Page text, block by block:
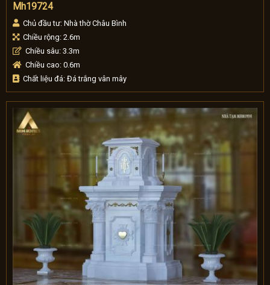
Mh19724
Chủ đầu tư: Nhà thờ Châu Bình
Chiều rộng: 2.6m
Chiều sâu: 3.3m
Chiều cao: 0.6m
Chất liệu đá: Đá trắng vân mây